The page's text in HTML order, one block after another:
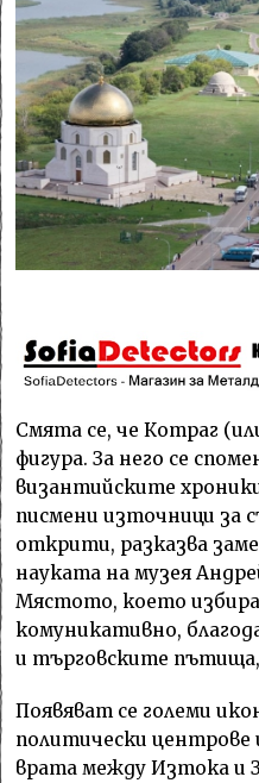
Смята се, че Котраг
фигура. За него се
византийските
писмени източници за
открити, разказва
науката на музея
Мястото, което
комуникативно,
и търговските
Появяват се големи
политически центрове
врата между Изтока и